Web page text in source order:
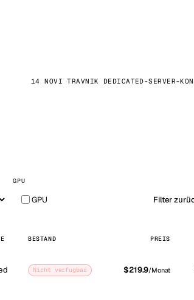
14 NOVI TRAVNIK DEDICATED-SERVER-
GPU
GPU Filter
BESTAND PREIS
Nicht verfugbar $219.9/Monat